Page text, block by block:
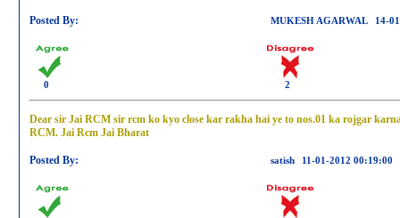
Posted By: MUKESH AGARWAL 14-
0 2
Dear sir Jai RCM sir rcm ko kyo close kar rakha hai ye to nos.01 ka rojgar
RCM. Jai Rcm Jai Bharat
Posted By: satish 11-01-2012 00:19:00